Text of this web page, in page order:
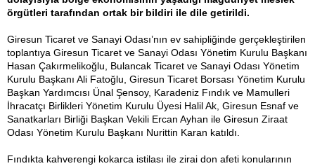
örgütleri tarafından ortak bir bildiri ile dile getirildi.
Giresun Ticaret ve Sanayi Odası’nın ev sahipliğinde gerçekleştirilen
toplantıya Giresun Ticaret ve Sanayi Odası Yönetim Kurulu Başkanı
Hasan Çakırmelikoğlu, Bulancak Ticaret ve Sanayi Odası Yönetim
Kurulu Başkanı Ali Fatoğlu, Giresun Ticaret Borsası Yönetim Kurulu
Başkan Yardımcısı Ünal Şensoy, Karadeniz Fındık ve Mamulleri
İhracatçı Birlikleri Yönetim Kurulu Üyesi Halil Ak, Giresun Esnaf ve
Sanatkarları Birliği Başkan Vekili Ercan Ayhan ile Giresun Ziraat
Odası Yönetim Kurulu Başkanı Nurittin Karan katıldı.
Fındıkta kahverengi kokarca istilası ile zirai don afeti konularının